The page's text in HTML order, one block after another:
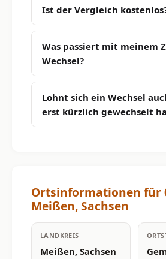
Ist der Vergleich
Was passiert mit meinem
Wechsel?
Lohnt sich ein Wechsel
erst kürzlich gewechselt
Ortsinformationen für
Meißen, Sachsen
LANDKREIS
Meißen, Sachsen